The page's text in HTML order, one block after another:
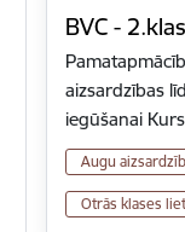
BVC -
aizsardzības
iegūšanai
Augu
Otrās klases